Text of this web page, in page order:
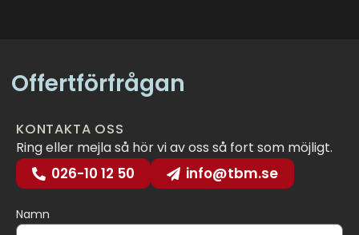
Offertförfrågan
Namn
KONTAKTA OSS
Ring eller mejla så hör vi av oss så fort som möjligt.
026-10 12 50 info@tbm.se